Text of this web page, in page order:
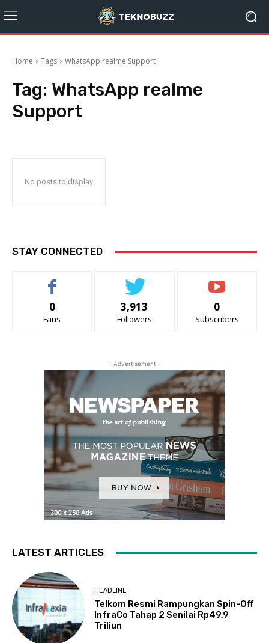
Home Tags WhatsApp realme Support
Tag: WhatsApp realme
Support
No posts to display
STAY CONNECTED
0
Fans
3,913
Followers
0
Subscribers
- Advertisement -
LATEST ARTICLES
HEADLINE
Telkom Resmi Rampungkan Spin-Off
InfraCo Tahap 2 Senilai Rp49,9
Triliun